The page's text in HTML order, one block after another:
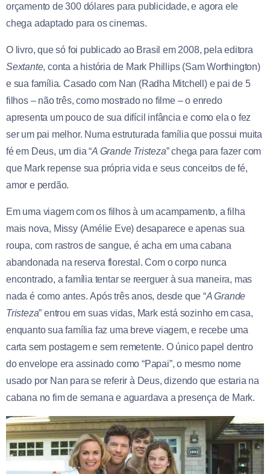
orçamento de 300 dólares para publicidade, e agora ele
chega adaptado para os cinemas.
O livro, que só foi publicado ao Brasil em 2008, pela editora
Sextante, conta a história de Mark Phillips (Sam Worthington)
e sua família. Casado com Nan (Radha Mitchell) e pai de 5
filhos – não três, como mostrado no filme – o enredo
apresenta um pouco de sua difícil infância e como ela o fez
ser um pai melhor. Numa estruturada família que possui muita
fé em Deus, um dia “A Grande Tristeza” chega para fazer com
que Mark repense sua própria vida e seus conceitos de fé,
amor e perdão.
Em uma viagem com os filhos à um acampamento, a filha
mais nova, Missy (Amélie Eve) desaparece e apenas sua
roupa, com rastros de sangue, é acha em uma cabana
abandonada na reserva florestal. Com o corpo nunca
encontrado, a família tentar se reerguer à sua maneira, mas
nada é como antes.Após três anos, desde que “A Grande
Tristeza” entrou em suas vidas, Mark está sozinho em casa,
enquanto sua família faz uma breve viagem, e recebe uma
carta sem postagem e sem remetente. O único papel dentro
do envelope era assinado como “Papai”, o mesmo nome
usado por Nan para se referir à Deus, dizendo que estaria na
cabana no fim de semana e aguardava a presença de Mark.